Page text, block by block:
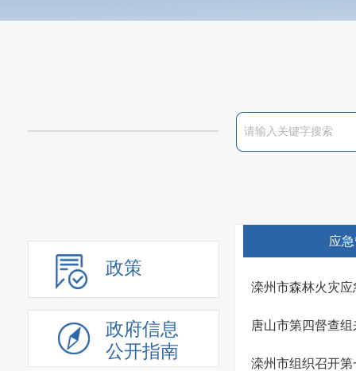
政策
政府信息
公开指南
应
滦州市森林火灾应
唐山市第四督查
滦州市组织召开